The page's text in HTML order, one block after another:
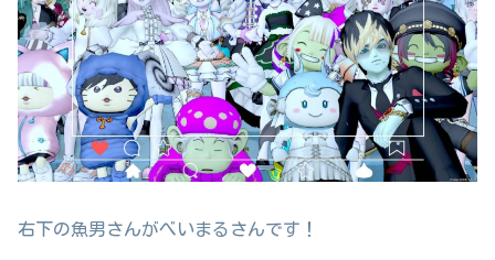
右下の魚男さんがべいまるさんです！